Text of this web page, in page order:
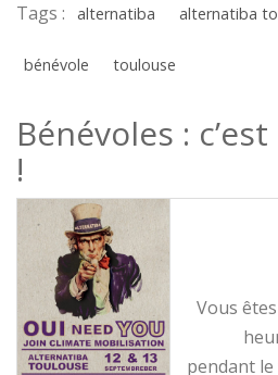
Tags : alternatiba alternatiba
bénévole toulouse
Bénévoles :
!
Vous
pendant